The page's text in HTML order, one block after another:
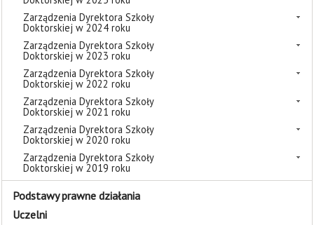
Zarządzenia Dyrektora Szkoły
Doktorskiej w 2024 roku
Zarządzenia Dyrektora Szkoły
Doktorskiej w 2023 roku
Zarządzenia Dyrektora Szkoły
Doktorskiej w 2022 roku
Zarządzenia Dyrektora Szkoły
Doktorskiej w 2021 roku
Zarządzenia Dyrektora Szkoły
Doktorskiej w 2020 roku
Zarządzenia Dyrektora Szkoły
Doktorskiej w 2019 roku
Podstawy prawne działania
Uczelni